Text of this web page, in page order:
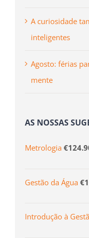
A curiosidade
inteligentes
Agosto: férias
mente
AS NOSSAS
Metrologia €
Gestão da Água €
Introdução à